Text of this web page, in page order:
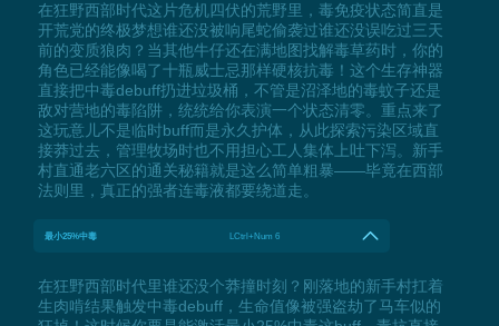
在狂野西部时代这片危机四伏的荒野里，毒免疫状态简直是
开荒党的终极梦想谁还没被响尾蛇偷袭过谁还没误吃过三天
前的变质狼肉？当其他牛仔还在满地图找解毒草药时，你的
角色已经能像喝了十瓶威士忌那样硬核抗毒！这个生存神器
直接把中毒debuff扔进垃圾桶，不管是沼泽地的毒蚊子还是
敌对营地的毒陷阱，统统给你表演一个状态清零。重点来了
这玩意儿不是临时buff而是永久护体，从此探索污染区域直
接莽过去，管理牧场时也不用担心工人集体上吐下泻。新手
村直通老六区的通关秘籍就是这么简单粗暴——毕竟在西部
法则里，真正的强者连毒液都要绕道走。
最小25%中毒 LCtrl+Num 6
在狂野西部时代里谁还没个莽撞时刻？刚落地的新手村扛着
生肉啃结果触发中毒debuff，生命值像被强盗劫了马车似的